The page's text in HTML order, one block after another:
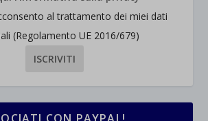
al trattamento dei miei dati
(Regolamento UE 2016/679)